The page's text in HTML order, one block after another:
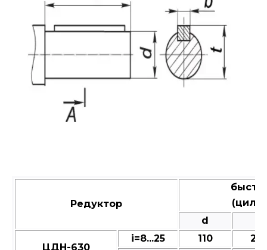
Редуктор
d
ЦДН-630
і=8...25 110
210